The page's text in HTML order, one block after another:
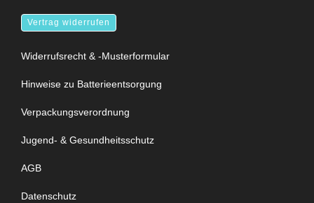
Vertrag widerrufen
Widerrufsrecht & -Musterformular
Hinweise zu Batterieentsorgung
Verpackungsverordnung
Jugend- & Gesundheitsschutz
AGB
Datenschutz